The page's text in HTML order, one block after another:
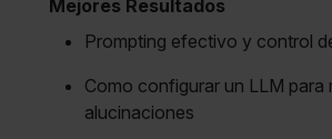
Mejores Resultados
Prompting efectivo y control
Como configurar un LLM para
alucinaciones